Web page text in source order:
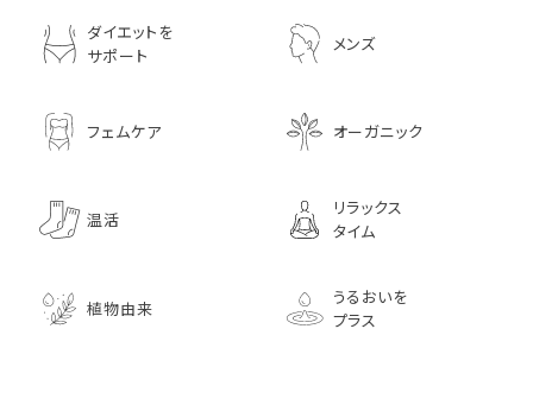
ダイエットを
サポート
メンズ
フェムケア オーガニック
温活
リラックス
タイム
植物由来
うるおいを
プラス